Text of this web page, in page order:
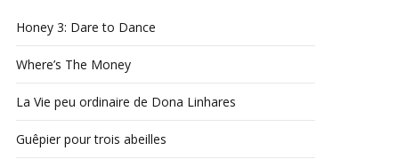
Honey 3: Dare to Dance
Where’s The Money
La Vie peu ordinaire de Dona Linhares
Guêpier pour trois abeilles